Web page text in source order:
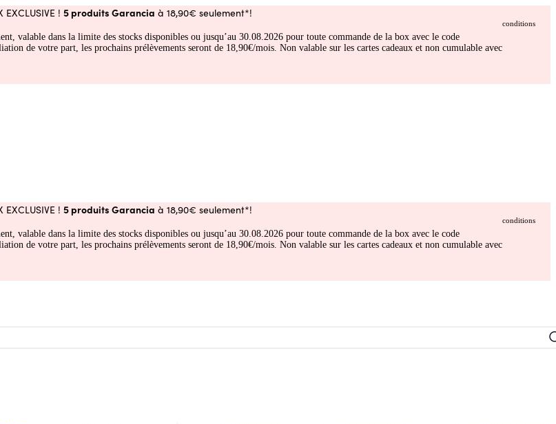
EXCLUSIVE ! 5 produits Garancia à 18,90€ seulement*!
conditions
valable dans la limite des stocks disponibles ou jusqu’au 30.08.2026 pour toute commande de la box avec le code
de votre part, les prochains prélèvements seront de 18,90€/mois. Non valable sur les cartes cadeaux et non cumulable avec
EXCLUSIVE ! 5 produits Garancia à 18,90€ seulement*!
conditions
valable dans la limite des stocks disponibles ou jusqu’au 30.08.2026 pour toute commande de la box avec le code
de votre part, les prochains prélèvements seront de 18,90€/mois. Non valable sur les cartes cadeaux et non cumulable avec